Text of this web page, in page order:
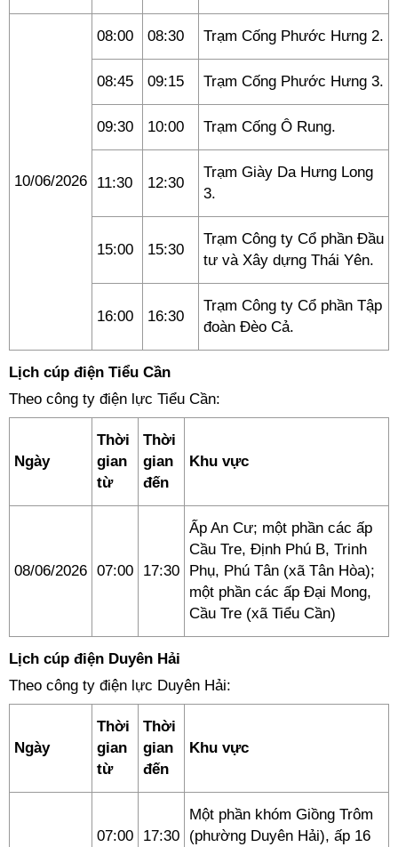
10/06/2026
08:00 08:30 Trạm Cống Phước Hưng 2.
08:45 09:15 Trạm Cống Phước Hưng 3.
09:30 10:00 Trạm Cống Ô Rung.
11:30 12:30
Trạm Giày Da Hưng Long
3.
15:00 15:30
Trạm Công ty Cổ phần Đầu
tư và Xây dựng Thái Yên.
16:00 16:30
Trạm Công ty Cổ phần Tập
đoàn Đèo Cả.
Lịch cúp điện Tiểu Cần
Theo công ty điện lực Tiểu Cần:
Ngày
Thời
gian
từ
Thời
gian
đến
Khu vực
08/06/2026 07:00 17:30
Ấp An Cư; một phần các ấp
Cầu Tre, Định Phú B, Trinh
Phụ, Phú Tân (xã Tân Hòa);
một phần các ấp Đại Mong,
Cầu Tre (xã Tiểu Cần)
Lịch cúp điện Duyên Hải
Theo công ty điện lực Duyên Hải:
Ngày
Thời
gian
từ
Thời
gian
đến
Khu vực
07:00 17:30
Một phần khóm Giồng Trôm
(phường Duyên Hải), ấp 16